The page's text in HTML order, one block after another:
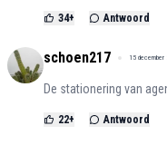
34+ Antwoord
schoen217 15
De stationering van
22+ Antwoord